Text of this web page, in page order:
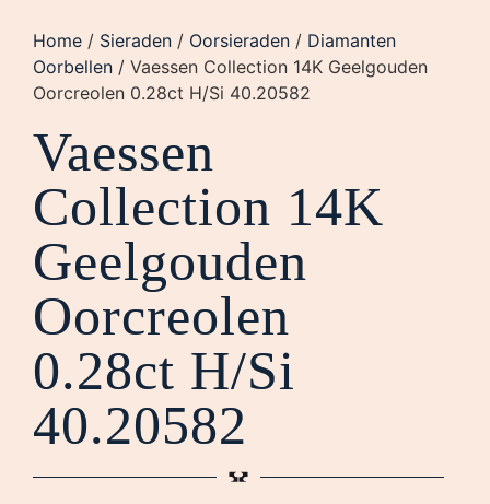
Home / Sieraden / Oorsieraden / Diamanten
Oorbellen / Vaessen Collection 14K Geelgouden
Oorcreolen 0.28ct H/Si 40.20582
Vaessen
Collection 14K
Geelgouden
Oorcreolen
0.28ct H/Si
40.20582